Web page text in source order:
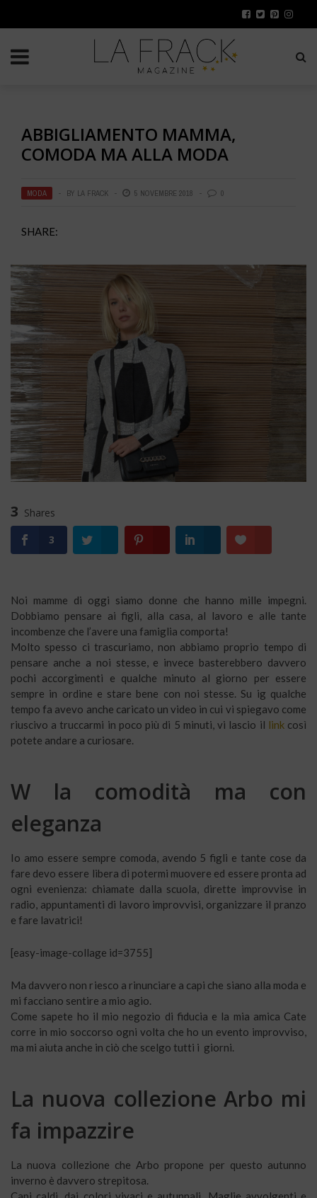
ABBIGLIAMENTO MAMMA,
COMODA MA ALLA MODA
MODA BY LA FRACK 5 NOVEMBRE 2018 0
SHARE:
3 Shares
3
Noi mamme di oggi siamo donne che hanno mille impegni.
Dobbiamo pensare ai figli, alla casa, al lavoro e alle tante
incombenze che l’avere una famiglia comporta!
Molto spesso ci trascuriamo, non abbiamo proprio tempo di
pensare anche a noi stesse, e invece basterebbero davvero
pochi accorgimenti e qualche minuto al giorno per essere
sempre in ordine e stare bene con noi stesse. Su ig qualche
tempo fa avevo anche caricato un video in cui vi spiegavo come
riuscivo a truccarmi in poco più di 5 minuti, vi lascio il linkcosì
potete andare a curiosare.
W la comodità ma con
eleganza
Io amo essere sempre comoda, avendo 5 figli e tante cose da
fare devo essere libera di potermi muovere ed essere pronta ad
ogni evenienza: chiamate dalla scuola, dirette improvvise in
radio, appuntamenti di lavoro improvvisi, organizzare il pranzo
e fare lavatrici!
[easy-image-collage id=3755]
Ma davvero non riesco a rinunciare a capi che siano alla moda e
mi facciano sentire a mio agio.
Come sapete ho il mio negozio di fiducia e la mia amica Cate
corre in mio soccorso ogni volta che ho un evento improvviso,
ma mi aiuta anche in ciò che scelgo tutti i giorni.
La nuova collezioneArbo mi
fa impazzire
La nuova collezione che Arbo propone per questo autunno
inverno è davvero strepitosa.